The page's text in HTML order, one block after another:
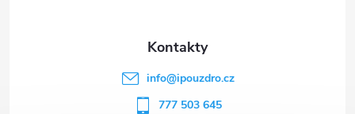
info@ipouzdro.cz
777 503 645